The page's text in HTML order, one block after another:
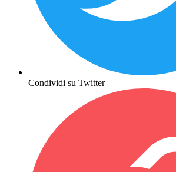
Condividi su Twitter